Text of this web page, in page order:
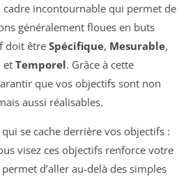
cadre incontournable qui permet de
généralement floues en buts
doit être Spécifique, Mesurable,
et Temporel. Grâce à cette
que vos objectifs sont non
aussi réalisables.
qui se cache derrière vos objectifs :
visez ces objectifs renforce votre
permet d’aller au-delà des simples